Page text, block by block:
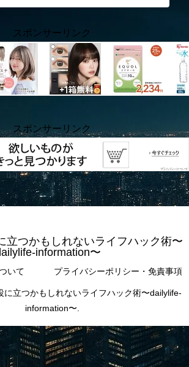
スポンサーリンク
スポンサーリンク
立つかもしれないライフハック術〜
information〜
いて プライバシーポリシー・免責事項
立つかもしれないライフハック術〜dailylife-
information〜.